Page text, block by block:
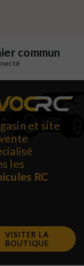
commun
et site
les
RC
VISITER LA
BOUTIQUE